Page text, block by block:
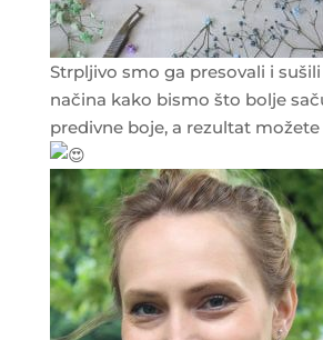
Strpljivo smo ga presovali i
načina kako bismo što bolje
predivne boje, a rezultat